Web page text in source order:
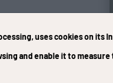
uses cookies on its
and enable it to